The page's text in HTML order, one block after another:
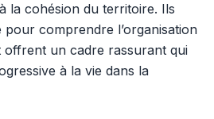
la cohésion du territoire. Ils
comprendre l’organisation
offrent un cadre rassurant qui
à la vie dans la